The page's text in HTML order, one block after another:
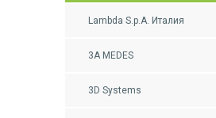
Lambda S.p.A. Италия
3A MEDES
3D Systems